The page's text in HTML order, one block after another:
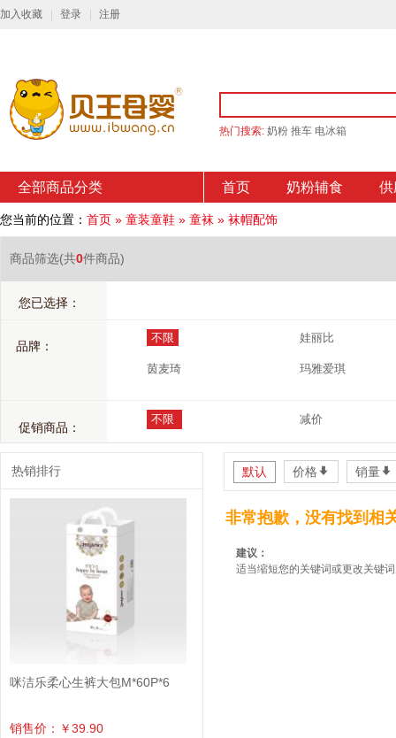
加入收藏 登录 注册
热门搜索: 奶粉 推车 电冰箱
全部商品分类 首页 奶粉辅食 供
您当前的位置： 首页 » 童装童鞋 » 童袜 » 袜帽配饰
商品筛选(共0件商品)
您已选择：
品牌：
不限 娃丽比
茵麦琦 玛雅爱琪
促销商品：
不限 减价
默认 价格 * 销量*
非常抱歉，没有找到相
建议：
适当缩短您的关键词或更改关键
热销排行
咪洁乐柔心生裤大包M*60P*6
销售价：￥39.90